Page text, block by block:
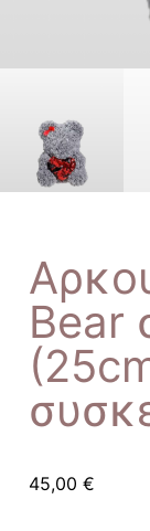
Bear
45,00 €